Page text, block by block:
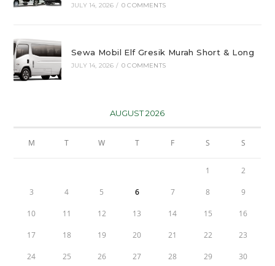
JULY 14, 2026 / 0 COMMENTS
Sewa Mobil Elf Gresik Murah Short & Long
JULY 14, 2026 / 0 COMMENTS
AUGUST 2026
M T W T F S S
1 2
3 4 5 6 7 8 9
10 11 12 13 14 15 16
17 18 19 20 21 22 23
24 25 26 27 28 29 30